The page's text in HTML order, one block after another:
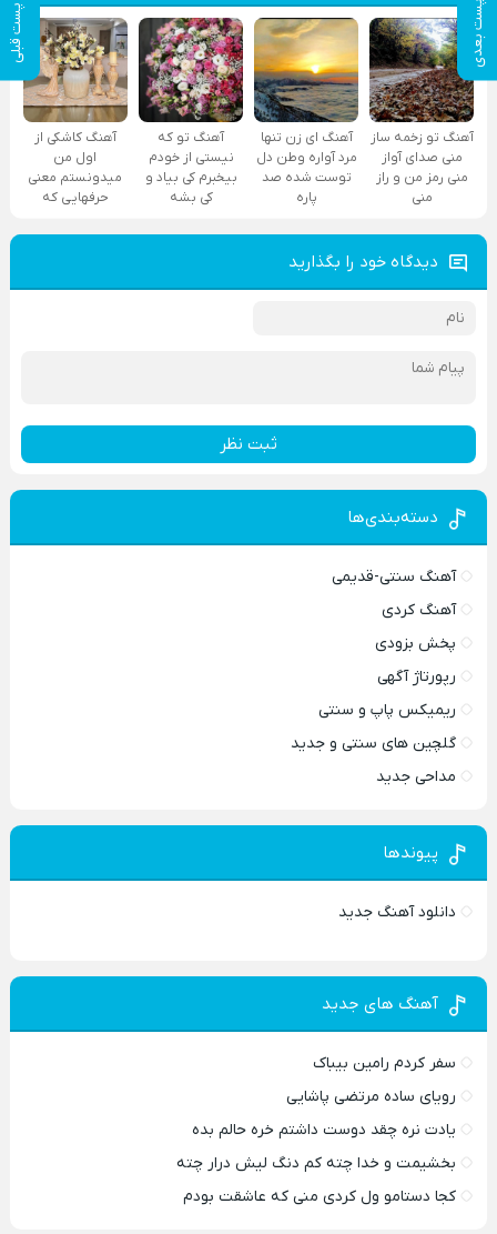
پست بعدی پست قبلی
آهنگ تو زخمه ساز
منی صدای آواز
منی رمز من و راز
منی
آهنگ ای زن تنها
مرد آواره وطن دل
توست شده صد
پاره
آهنگ تو که
نیستی از خودم
بیخبرم کی بیاد و
کی بشه
آهنگ کاشکی از
اول من
میدونستم معنی
حرفهایی که
دیدگاه خود را بگذارید
ثبت نظر
دسته‌بندی‌ها
آهنگ سنتی-قدیمی
آهنگ کردی
پخش بزودی
رپورتاژ آگهی
ریمیکس پاپ و سنتی
گلچین های سنتی و جدید
مداحی جدید
پیوندها
دانلود آهنگ جدید
آهنگ های جدید
سفر کردم رامین بیباک
رویای ساده مرتضی پاشایی
یادت نره چقد دوست داشتم خره حالم بده
بخشیمت و خدا چته کم دنگ لیش درار چته
کجا دستامو ول کردی منی که عاشقت بودم